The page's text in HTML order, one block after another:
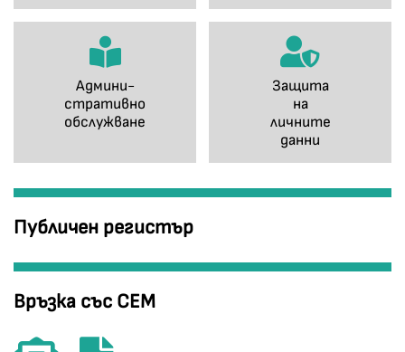
Админи-
стративно
обслужване
Защита
на
личните
данни
Публичен регистър
Връзка със СЕМ